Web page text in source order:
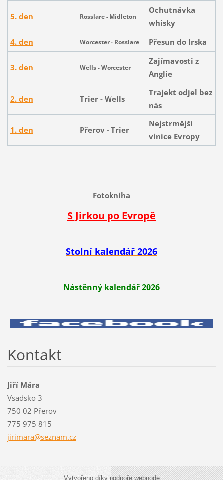
5. den Rosslare - Midleton
Ochutnávka
whisky
4. den
Worcester - Rosslare Přesun do Irska
3. den Wells - Worcester
Zajímavosti z
Anglie
2. den Trier - Wells
Trajekt odjel bez
nás
1. den Přerov - Trier
Nejstrmější
vinice Evropy
Fotokniha
S Jirkou po Evropě
Stolní kalendář 2026
Nástěnný kalendář 2026
Kontakt
Jiří Mára
Vsadsko 3
750 02 Přerov
775 975 815
jirimara@seznam.cz
Vytvořeno díky podpoře webnode